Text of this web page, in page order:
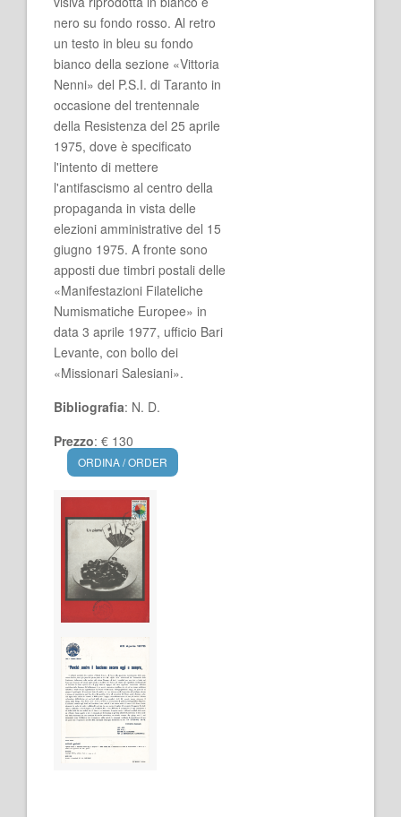
nero su fondo rosso. Al retro
un testo in bleu su fondo
bianco della sezione «Vittoria
Nenni» del P.S.I. di Taranto in
occasione del trentennale
della Resistenza del 25 aprile
1975, dove è specificato
l'intento di mettere
l'antifascismo al centro della
propaganda in vista delle
elezioni amministrative del 15
giugno 1975. A fronte sono
apposti due timbri postali delle
«Manifestazioni Filateliche
Numismatiche Europee» in
data 3 aprile 1977, ufficio Bari
Levante, con bollo dei
«Missionari Salesiani».
Bibliografia: N. D.
Prezzo: € 130
ORDINA / ORDER